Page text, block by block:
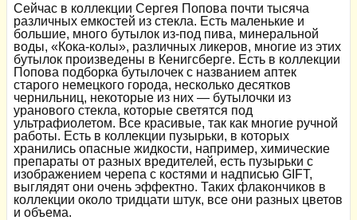
Сейчас в коллекции Сергея Попова почти тысяча
различных емкостей из стекла. Есть маленькие и
большие, много бутылок из-под пива, минеральной
воды, «Кока-колы», различных ликеров, многие из этих
бутылок произведены в Кенигсберге. Есть в коллекции
Попова подборка бутылочек с названием аптек
старого немецкого города, несколько десятков
чернильниц, некоторые из них — бутылочки из
уранового стекла, которые светятся под
ультрафиолетом. Все красивые, так как многие ручной
работы. Есть в коллекции пузырьки, в которых
хранились опасные жидкости, например, химические
препараты от разных вредителей, есть пузырьки с
изображением черепа с костями и надписью GIFT,
выглядят они очень эффектно. Таких флакончиков в
коллекции около тридцати штук, все они разных цветов
и объема.